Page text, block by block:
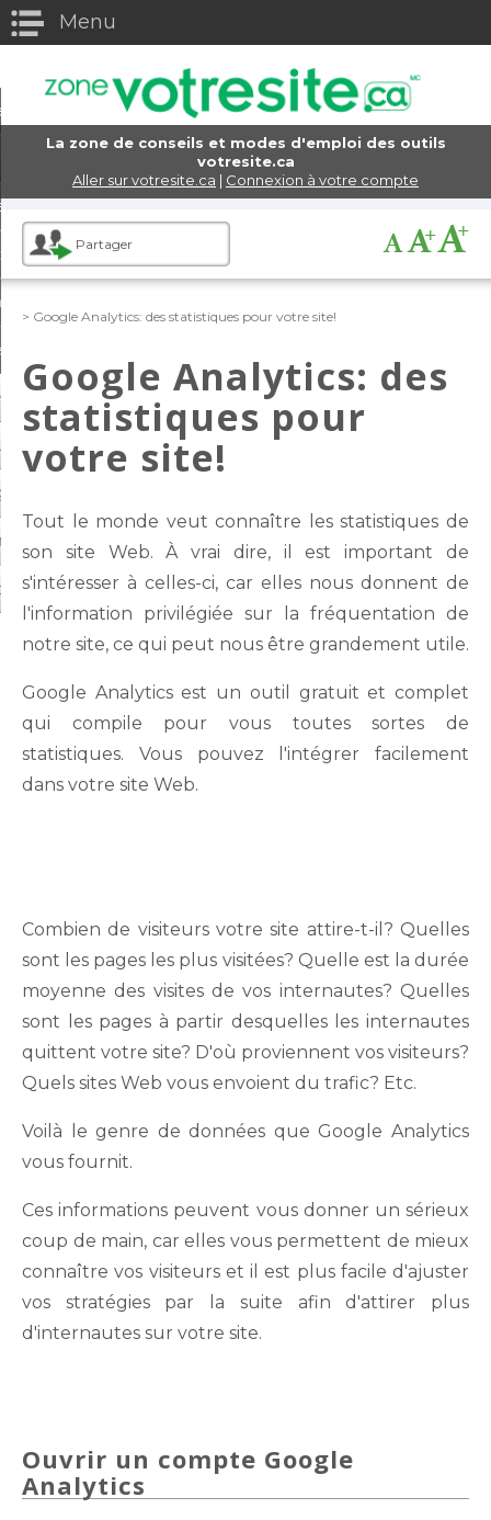
Menu
La zone de conseils et modes d'emploi des outils
votresite.ca
Aller sur votresite.ca | Connexion à votre compte
électronique
d'achats virtuels
et marketing
sociaux
et protection
de compte
nous
to Content
Partager
> Google Analytics: des statistiques pour votre site!
Google Analytics: des
statistiques pour
votre site!
Tout le monde veut connaître les statistiques de
son site Web. À vrai dire, il est important de
s'intéresser à celles-ci, car elles nous donnent de
l'information privilégiée sur la fréquentation de
notre site, ce qui peut nous être grandement utile.
Google Analytics est un outil gratuit et complet
qui compile pour vous toutes sortes de
statistiques. Vous pouvez l'intégrer facilement
dans votre site Web.
Combien de visiteurs votre site attire-t-il? Quelles
sont les pages les plus visitées? Quelle est la durée
moyenne des visites de vos internautes? Quelles
sont les pages à partir desquelles les internautes
quittent votre site? D'où proviennent vos visiteurs?
Quels sites Web vous envoient du trafic? Etc.
Voilà le genre de données que Google Analytics
vous fournit.
Ces informations peuvent vous donner un sérieux
coup de main, car elles vous permettent de mieux
connaître vos visiteurs et il est plus facile d'ajuster
vos stratégies par la suite afin d'attirer plus
d'internautes sur votre site.
Ouvrir un compte Google
Analytics